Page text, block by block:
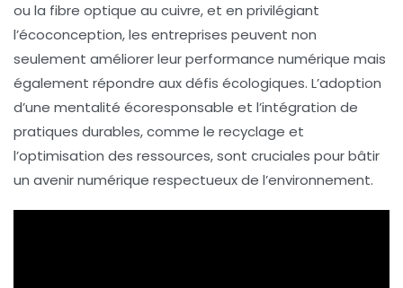
ou la fibre optique au cuivre, et en privilégiant
l’écoconception, les entreprises peuvent non
seulement améliorer leur performance numérique mais
également répondre aux défis écologiques. L’adoption
d’une mentalité écoresponsable et l’intégration de
pratiques durables, comme le recyclage et
l’optimisation des ressources, sont cruciales pour bâtir
un avenir numérique respectueux de l’environnement.